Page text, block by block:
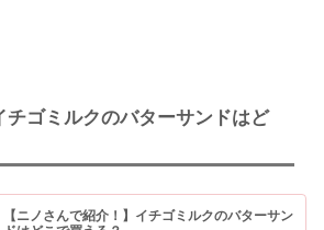
チゴミルクのバターサンドはど
【ニノさんで紹介！】イチゴミルクのバターサン